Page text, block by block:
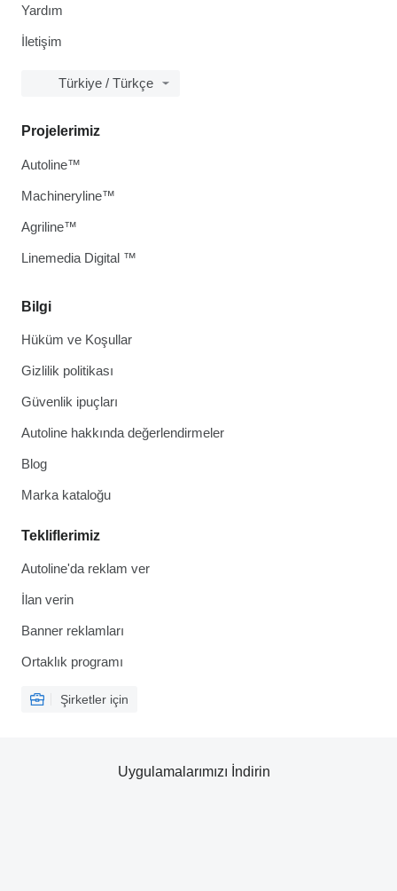
Yardım
İletişim
Türkiye / Türkçe
Bilgi
Hüküm ve Koşullar
Gizlilik politikası
Güvenlik ipuçları
Autoline hakkında değerlendirmeler
Blog
Marka kataloğu
Tekliflerimiz
Autoline'da reklam ver
İlan verin
Banner reklamları
Ortaklık programı
Şirketler için
Projelerimiz
Autoline™
Machineryline™
Agriline™
Linemedia Digital ™
Uygulamalarımızı İndirin